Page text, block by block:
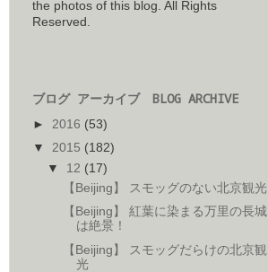
the photos of this blog. All Rights
Reserved.
ブログ アーカイブ BLOG ARCHIVE
► 2016 (53)
▼ 2015 (182)
▼ 12 (17)
【Beijing】 スモッグのない北京観光
【Beijing】 紅葉に染まる万里の長城
は絶景！
【Beijing】 スモッグだらけの北京観
光